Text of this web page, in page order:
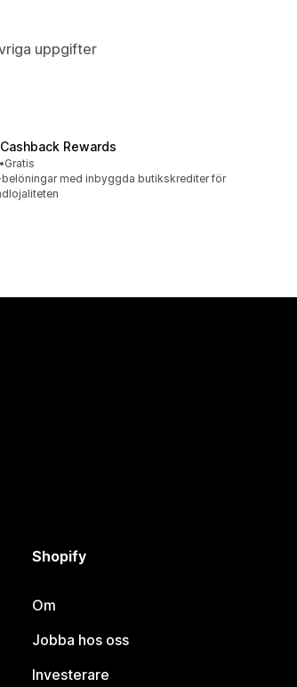
uppgifter
Rewards
totalt
•Gratis
med inbyggda butikskrediter för
Shopify
Om
Jobba hos oss
Investerare